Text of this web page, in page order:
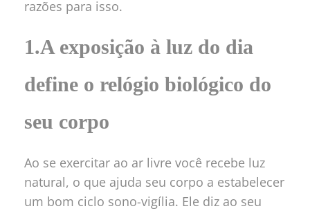
razões para isso.
1.A exposição à luz do dia
define o relógio biológico do
seu corpo
Ao se exercitar ao ar livre você recebe luz
natural, o que ajuda seu corpo a estabelecer
um bom ciclo sono-vigília. Ele diz ao seu